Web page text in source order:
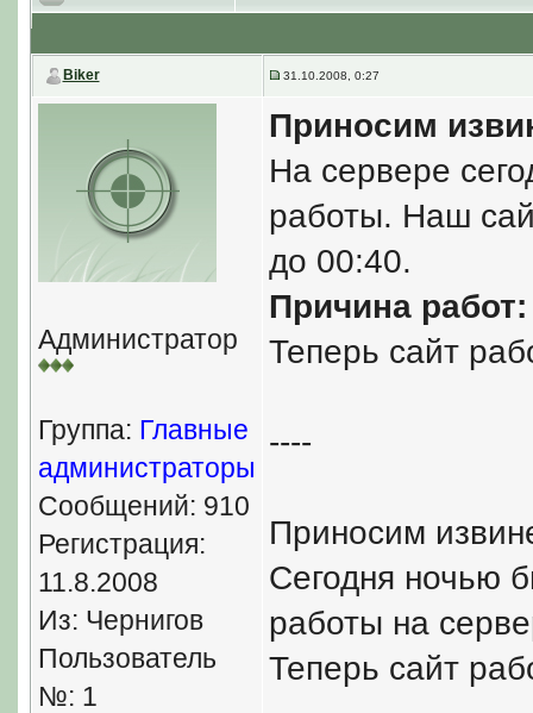
Biker 31.10.2008, 0:27
Администратор
Группа: Главные
администраторы
Сообщений: 910
Регистрация:
11.8.2008
Из: Чернигов
Пользователь
№: 1
Приносим
На сервере
работы. Наш
до 00:40.
Причина работ:
Теперь сайт
----
Приносим
Сегодня ночью
работы на
Теперь сайт